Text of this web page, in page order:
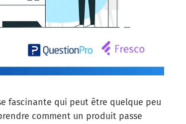
fascinante qui peut être quelque peu
comment un produit passe